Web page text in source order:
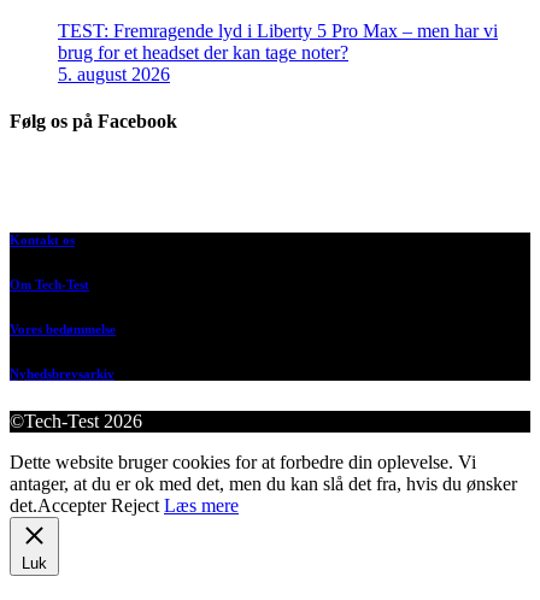
TEST: Fremragende lyd i Liberty 5 Pro Max – men har vi
brug for et headset der kan tage noter?
5. august 2026
Følg os på Facebook
Kontakt os
Om Tech-Test
Vores bedømmelse
Nyhedsbrevsarkiv
©Tech-Test 2026
Dette website bruger cookies for at forbedre din oplevelse. Vi
antager, at du er ok med det, men du kan slå det fra, hvis du ønsker
det.Accepter Reject Læs mere
Luk